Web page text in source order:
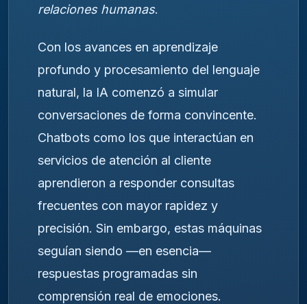
relaciones humanas.
Con los avances en aprendizaje
profundo y procesamiento del lenguaje
natural, la IA comenzó a simular
conversaciones de forma convincente.
Chatbots como los que interactúan en
servicios de atención al cliente
aprendieron a responder consultas
frecuentes con mayor rapidez y
precisión. Sin embargo, estas máquinas
seguían siendo —en esencia—
respuestas programadas sin
comprensión real de emociones.